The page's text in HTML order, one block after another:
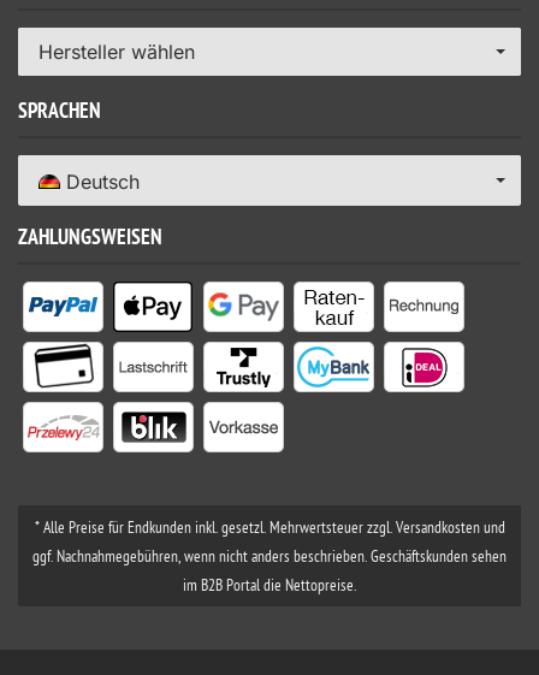
Hersteller wählen
SPRACHEN
Deutsch
ZAHLUNGSWEISEN
* Alle Preise für Endkunden inkl. gesetzl. Mehrwertsteuer zzgl. Versandkosten und
ggf. Nachnahmegebühren, wenn nicht anders beschrieben. Geschäftskunden sehen
im B2B Portal die Nettopreise.